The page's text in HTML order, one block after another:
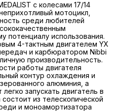
с колесами 17/14
мотоцикл,
среди любителей
потенциалу использования.
4-тактным двигателем YX
и карбюратором Nibbi
производительность.
работы двигателя
контур охлаждения и
алюминия, а
запускать двигатель в
из телескопической
и моноамортизатора